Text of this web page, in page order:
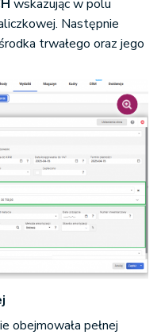
wskazując w polu
Następnie
trwałego oraz jego
obejmowała pełnej